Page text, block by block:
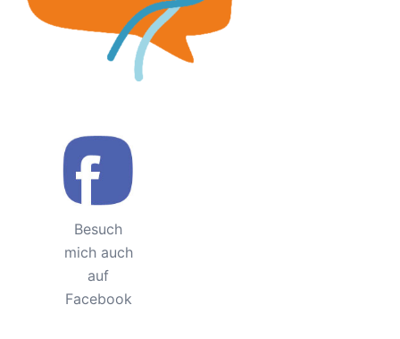
Besuch
mich auch
auf
Facebook